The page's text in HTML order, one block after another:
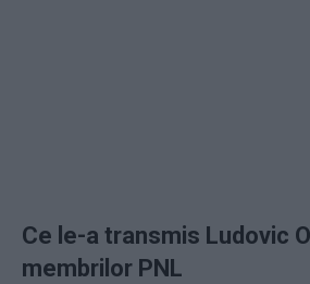
Ce le-a transmis Ludovic
membrilor PNL